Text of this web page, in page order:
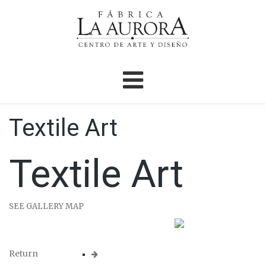
Textile Art
Textile Art
SEE GALLERY MAP
Return